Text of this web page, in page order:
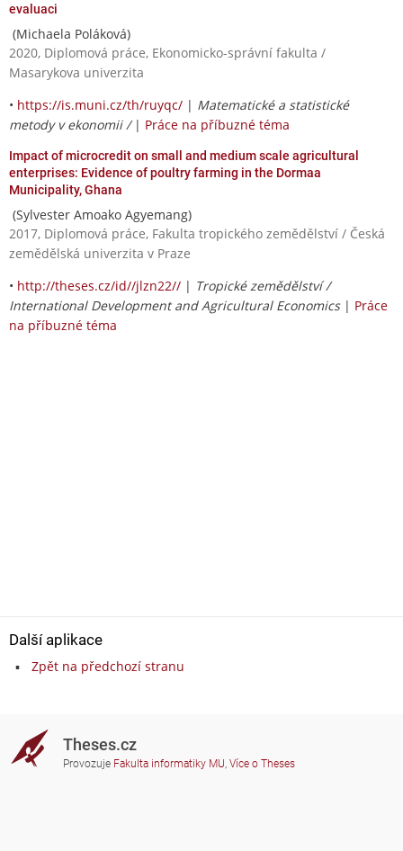
evaluaci
(Michaela Poláková)
2020, Diplomová práce, Ekonomicko-správní fakulta /
Masarykova univerzita
• https://is.muni.cz/th/ruyqc/ | Matematické a statistické
metody v ekonomii / | Práce na příbuzné téma
Impact of microcredit on small and medium scale agricultural
enterprises: Evidence of poultry farming in the Dormaa
Municipality, Ghana
(Sylvester Amoako Agyemang)
2017, Diplomová práce, Fakulta tropického zemědělství / Česká
zemědělská univerzita v Praze
• http://theses.cz/id//jlzn22// | Tropické zemědělství /
International Development and Agricultural Economics| Práce
na příbuzné téma
Další aplikace
Zpět na předchozí stranu
Theses.cz
Provozuje Fakulta informatiky MU, Více o Theses